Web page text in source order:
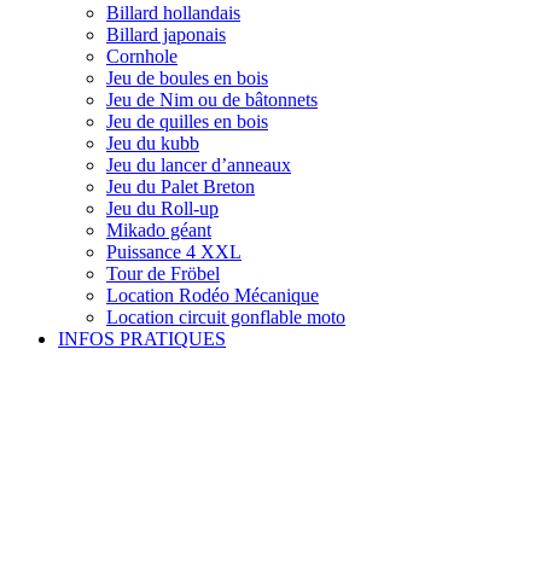
Billard hollandais
Billard japonais
Cornhole
Jeu de boules en bois
Jeu de Nim ou de bâtonnets
Jeu de quilles en bois
Jeu du kubb
Jeu du lancer d’anneaux
Jeu du Palet Breton
Jeu du Roll-up
Mikado géant
Puissance 4 XXL
Tour de Fröbel
Location Rodéo Mécanique
Location circuit gonflable moto
INFOS PRATIQUES